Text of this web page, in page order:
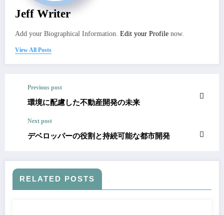
Jeff Writer
Add your Biographical Information. Edit your Profile now.
View All Posts
Previous post
環境に配慮した不動産開発の未来
Next post
デベロッパーの役割と持続可能な都市開発
RELATED POSTS